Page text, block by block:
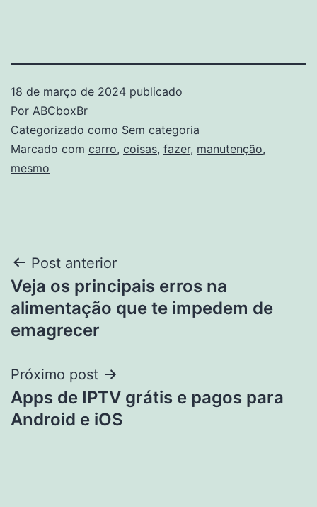
18 de março de 2024 publicado
Por ABCboxBr
Categorizado como Sem categoria
Marcado com carro, coisas, fazer, manutenção,
mesmo
Navegação
de
Post
Post anterior
Veja os principais erros na
alimentação que te impedem de
emagrecer
Próximo post
Apps de IPTV grátis e pagos para
Android e iOS